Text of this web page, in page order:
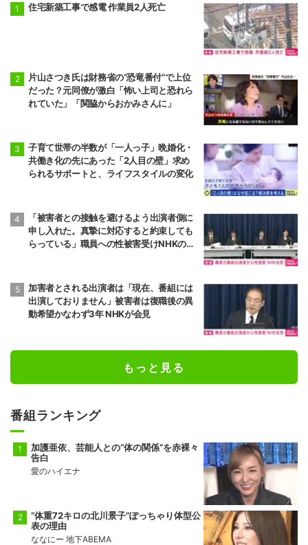
住宅新築工事で感電 作業員2人死亡
片山さつき氏は財務省の“恐竜番付”で上位
だった？元同僚が激白「怖い上司と恐れら
れていた」「関脇からおかみさんに」
子育て世帯の半数が「一人っ子」晩婚化・
共働き化の先にあった「2人目の壁」求め
られるサポートと、ライフスタイルの変化
「被害者との接触を避けるよう出演者側に
申し入れた。真摯に対応すると約束しても
らっている」職員への性被害受けNHKの対
加害者とされる出演者は「現在、番組には
出演しておりません」被害者は復職後の異
動希望かなわず3年 NHKが会見
もっと見る
番組ランキング
加護亜依、芸能人との“体の関係”を赤裸々
告白
愛のハイエナ
“体重72キロの北川景子”ぽっちゃり体型公
表の理由
ななにー 地下ABEMA